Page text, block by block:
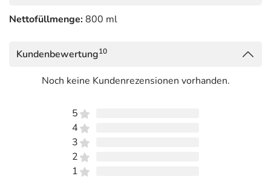
Nettofüllmenge:800 ml
Kundenbewertung10
Noch keine Kundenrezensionen vorhanden.
5
4
3
2
1